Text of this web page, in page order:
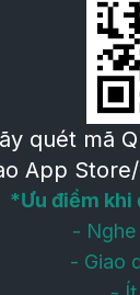
quét mã
App
*Ưu điểm
- Nghe
- Giao